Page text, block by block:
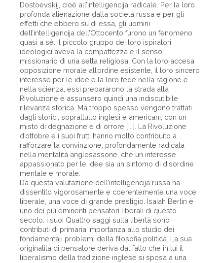
Dostoevskij, cioè all’intelligencija radicale. Per la loro
profonda alienazione dalla società russa e per gli
effetti che ebbero su di essa, gli uomini
dell’intelligencija dell’Ottocento furono un fenomeno
quasi a sé. Il piccolo gruppo dei loro ispiratori
ideologici aveva la compattezza e il senso
missionario di una setta religiosa. Con la loro accesa
opposizione morale all’ordine esistente, il loro sincero
interesse per le idee e la loro fede nella ragione e
nella scienza, essi prepararono la strada alla
Rivoluzione e assunsero quindi una indiscutibile
rilevanza storica. Ma troppo spesso vengono trattati
dagli storici, soprattutto inglesi e americani, con un
misto di degnazione e di orrore [...]. La Rivoluzione
d’ottobre e i suoi frutti hanno molto contribuito a
rafforzare la convinzione, profondamente radicata
nella mentalità anglosassone, che un interesse
appassionato per le idee sia un sintomo di disordine
mentale e morale.
Da questa valutazione dell’intelligencija russa ha
dissentito vigorosamente e coerentemente una voce
liberale, una voce di grande prestigio. Isaiah Berlin è
uno dei più eminenti pensatori liberali di questo
secolo: i suoi Quattro saggi sulla libertà sono
contributi di primaria importanza allo studio dei
fondamentali problemi della filosofia politica. La sua
originalità di pensatore deriva dal fatto che in lui il
liberalismo della tradizione inglese si sposa a una